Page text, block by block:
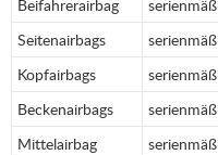
Beifahrerairbag
Seitenairbags
Kopfairbags
Beckenairbags
Mittelairbag